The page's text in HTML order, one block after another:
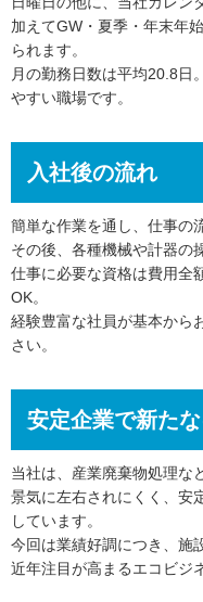
加えてGW・夏季・年末年
られます。
月の勤務日数は平均20.8日
やすい職場です。
入社後の流れ
簡単な作業を通し、仕事の
その後、各種機械や計器の
仕事に必要な資格は費用全
OK。
経験豊富な社員が基本から
さい。
安定企業で新た
当社は、産業廃棄物処理な
景気に左右されにくく、安
しています。
今回は業績好調につき、施
近年注目が高まるエコビジ